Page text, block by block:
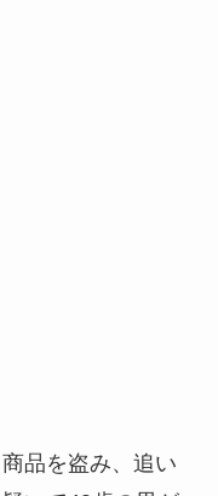
品を盗み、追い